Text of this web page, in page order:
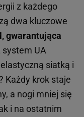
z każdego
dwa kluczowe
gwarantująca
system UA
siatką i
Każdy krok staje
a nogi mniej się
i na ostatnim